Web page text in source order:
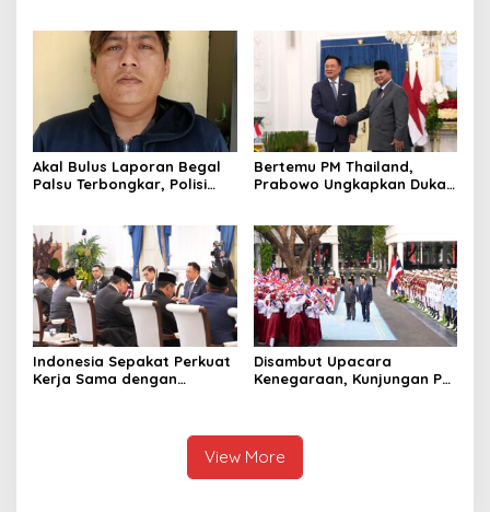
Terbaik Dunia
Akal Bulus Laporan Begal
Palsu Terbongkar, Polisi
Bertemu PM Thailand,
Prabowo Ungkapkan Duka
Raja Thailand
Indonesia Sepakat Perkuat
Kerja Sama dengan
Disambut Upacara
Kenegaraan, Kunjungan PM
View More